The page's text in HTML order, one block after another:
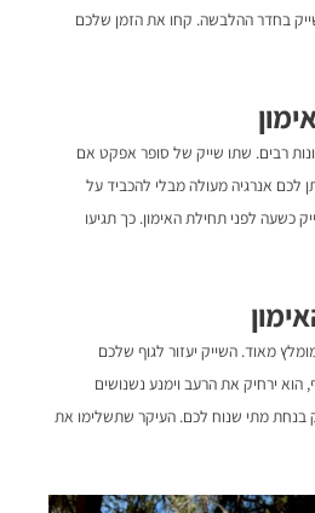
בחדר ההלבשה. קחו את הזמן שלכם
רבים. שתו שייק של סופר אפקט אם
לכם אנרגיה מעולה מבלי להכביד על
כשעה לפני תחילת האימון. כך תגיעו
מאוד. השייק יעזור לגוף שלכם
ירחיק את הרעב וימנע נשנושים
בנחת מתי שנוח לכם. העיקר שתשלימו את